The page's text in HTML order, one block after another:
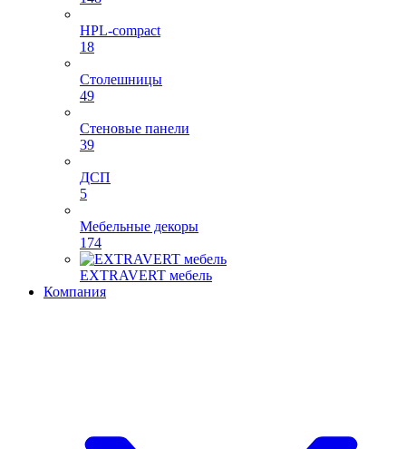
HPL-compact
18
Столешницы
49
Стеновые панели
39
ДСП
5
Мебельные декоры
174
EXTRAVERT мебель
Компания